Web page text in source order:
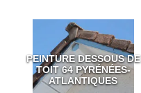
PEINTURE DESSOUS DE
TOIT 64 PYRÉNÉES-
ATLANTIQUES